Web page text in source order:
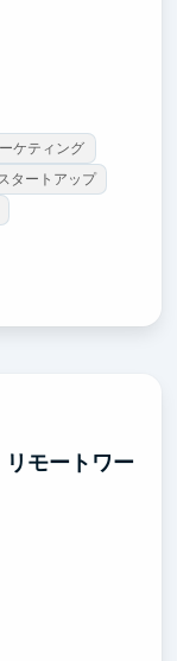
ケティング
タートアップ
モートワー